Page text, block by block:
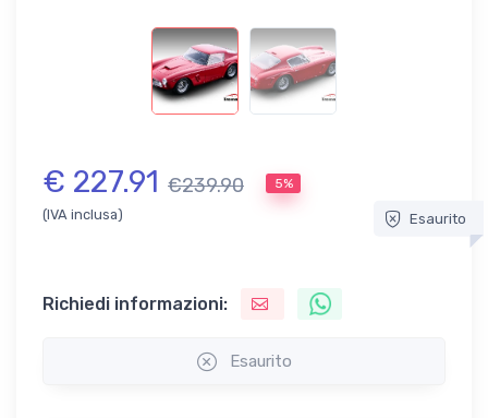
€ 227.91 €239.90 5%
(IVA inclusa) Esaurito
Richiedi informazioni:
Esaurito